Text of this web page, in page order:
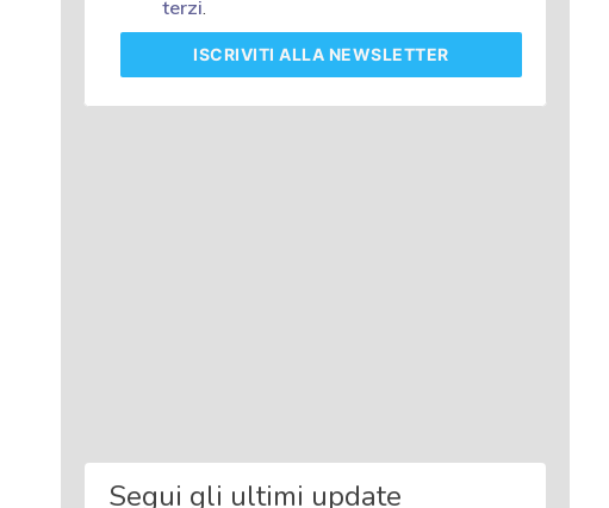
terzi.
ISCRIVITIALLA NEWSLETTER
Segui gli ultimi update